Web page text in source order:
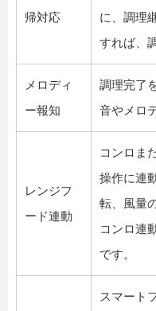
帰対応
に、調理
すれば、
メロディ
ー報知
調理完了
音やメロ
レンジフ
ード連動
コンロま
操作に連
転、風量
コンロ連
です。
スマート